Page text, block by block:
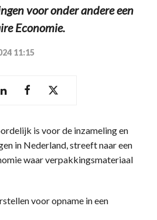
voor onder andere een
Economie.
11:15
is voor de inzameling en
in Nederland, streeft naar een
waar verpakkingsmateriaal
voor opname in een